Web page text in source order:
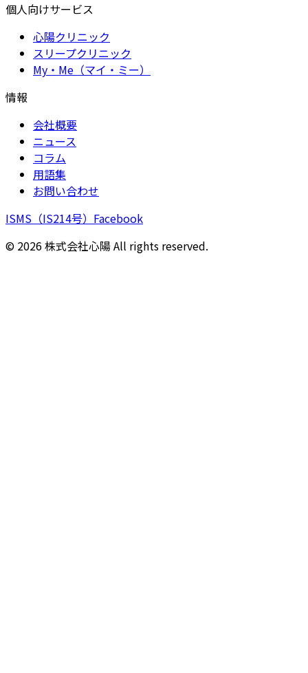
個人向けサービス
心陽クリニック
スリープクリニック
My・Me（マイ・ミー）
情報
会社概要
ニュース
コラム
用語集
お問い合わせ
ISMS（IS214号） Facebook
© 2026株式会社心陽 All rights reserved.